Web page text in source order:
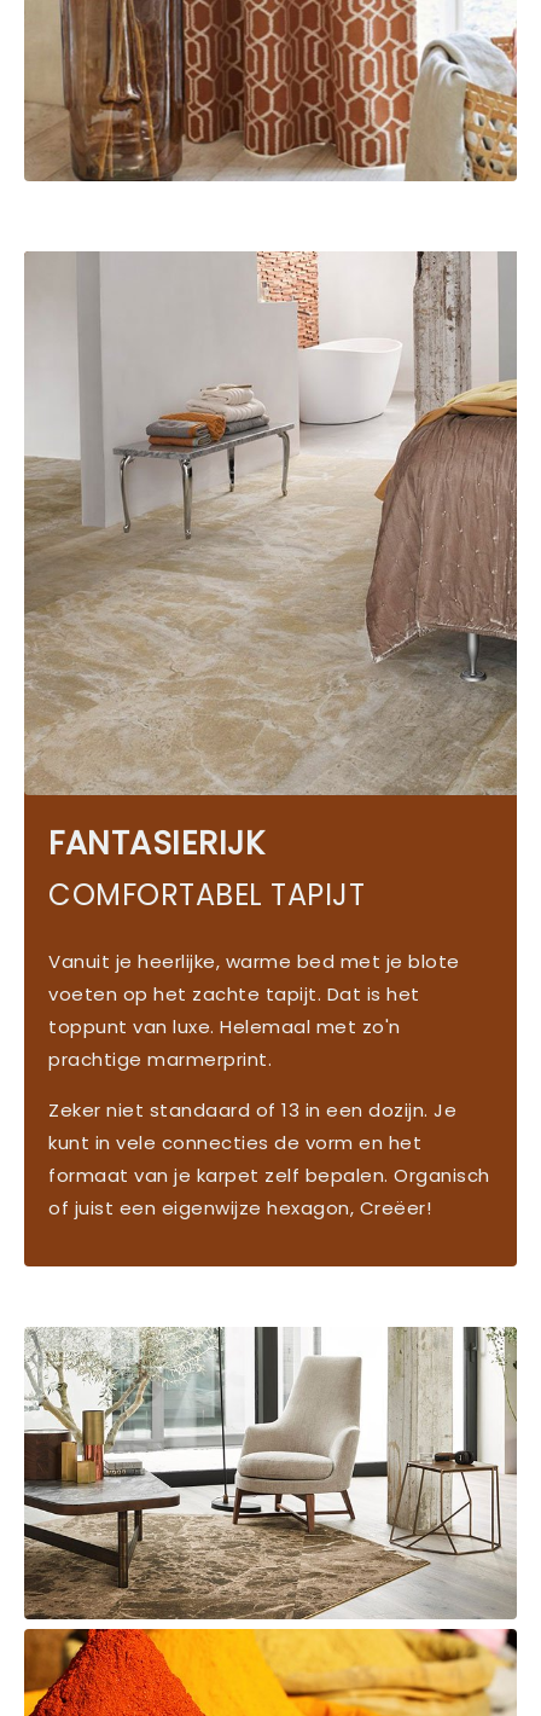
FANTASIERIJK
COMFORTABEL TAPIJT
Vanuit je heerlijke, warme bed met je blote
voeten op het zachte tapijt. Dat is het
toppunt van luxe. Helemaal met zo'n
prachtige marmerprint.
Zeker niet standaard of 13 in een dozijn. Je
kunt in vele connecties de vorm en het
formaat van je karpet zelf bepalen. Organisch
of juist een eigenwijze hexagon, Creëer!